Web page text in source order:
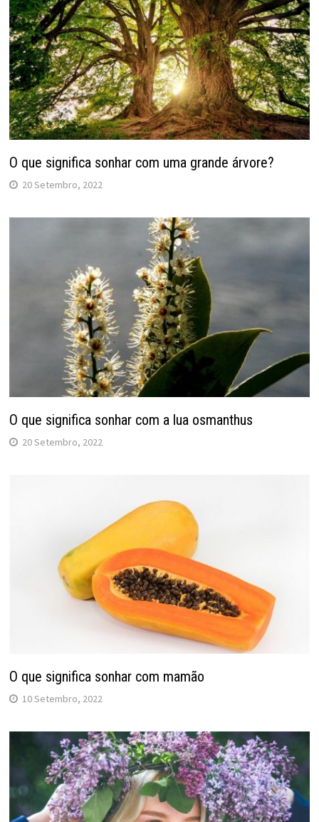
O que significa sonhar com uma grande árvore?
20 Setembro, 2022
O que significa sonhar com a lua osmanthus
20 Setembro, 2022
O que significa sonhar com mamão
10 Setembro, 2022